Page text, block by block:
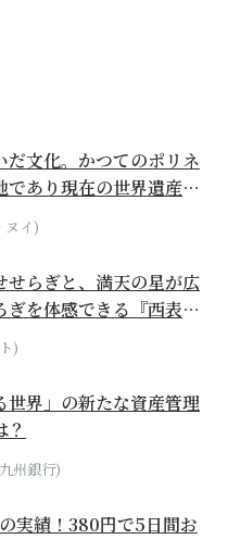
だ文化。かつてのポリネ
であり現在の世界遺産か
ヌイ)
せらぎと、満天の星が広
ぎを体感できる『西表島
)
世界」の新たな資産管理
？
州銀行)
実績！380円で5日間お